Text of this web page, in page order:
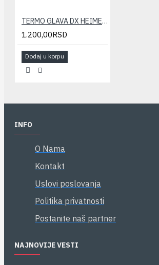
TERMO GLAVA DX HEIMEIER
1.200,00RSD
Dodaj u korpu
INFO
O Nama
Kontakt
Uslovi poslovanja
Politika privatnosti
Postanite naš partner
NAJNOVIJE VESTI